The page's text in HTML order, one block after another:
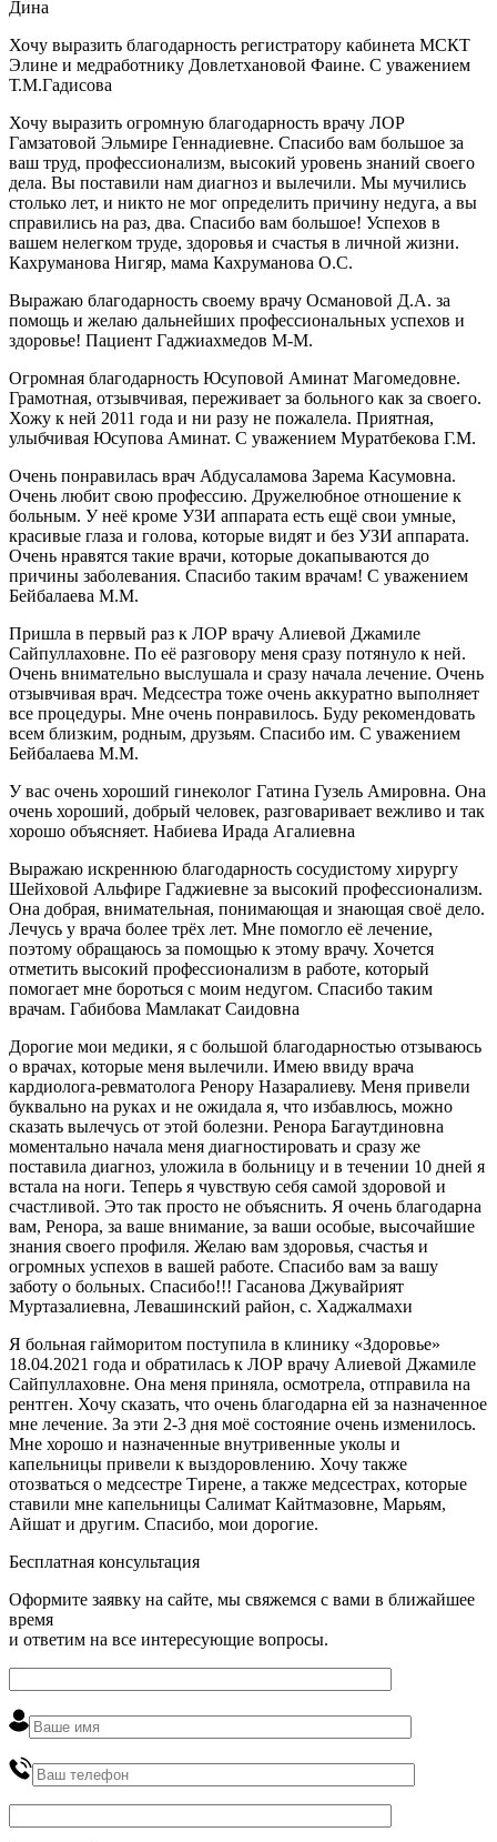
Дина
Хочу выразить благодарность регистратору кабинета МСКТ
Элине и медработнику Довлетхановой Фаине. С уважением
Т.М.Гадисова
Хочу выразить огромную благодарность врачу ЛОР
Гамзатовой Эльмире Геннадиевне. Спасибо вам большое за
ваш труд, профессионализм, высокий уровень знаний своего
дела. Вы поставили нам диагноз и вылечили. Мы мучились
столько лет, и никто не мог определить причину недуга, а вы
справились на раз, два. Спасибо вам большое! Успехов в
вашем нелегком труде, здоровья и счастья в личной жизни.
Кахруманова Нигяр, мама Кахруманова О.С.
Выражаю благодарность своему врачу Османовой Д.А. за
помощь и желаю дальнейших профессиональных успехов и
здоровье! Пациент Гаджиахмедов М-М.
Огромная благодарность Юсуповой Аминат Магомедовне.
Грамотная, отзывчивая, переживает за больного как за своего.
Хожу к ней 2011 года и ни разу не пожалела. Приятная,
улыбчивая Юсупова Аминат. С уважением Муратбекова Г.М.
Очень понравилась врач Абдусаламова Зарема Касумовна.
Очень любит свою профессию. Дружелюбное отношение к
больным. У неё кроме УЗИ аппарата есть ещё свои умные,
красивые глаза и голова, которые видят и без УЗИ аппарата.
Очень нравятся такие врачи, которые докапываются до
причины заболевания. Спасибо таким врачам! С уважением
Бейбалаева М.М.
Пришла в первый раз к ЛОР врачу Алиевой Джамиле
Сайпуллаховне. По её разговору меня сразу потянуло к ней.
Очень внимательно выслушала и сразу начала лечение. Очень
отзывчивая врач. Медсестра тоже очень аккуратно выполняет
все процедуры. Мне очень понравилось. Буду рекомендовать
всем близким, родным, друзьям. Спасибо им. С уважением
Бейбалаева М.М.
У вас очень хороший гинеколог Гатина Гузель Амировна. Она
очень хороший, добрый человек, разговаривает вежливо и так
хорошо объясняет. Набиева Ирада Агалиевна
Выражаю искреннюю благодарность сосудистому хирургу
Шейховой Альфире Гаджиевне за высокий профессионализм.
Она добрая, внимательная, понимающая и знающая своё дело.
Лечусь у врача более трёх лет. Мне помогло её лечение,
поэтому обращаюсь за помощью к этому врачу. Хочется
отметить высокий профессионализм в работе, который
помогает мне бороться с моим недугом. Спасибо таким
врачам. Габибова Мамлакат Саидовна
Дорогие мои медики, я с большой благодарностью отзываюсь
о врачах, которые меня вылечили. Имею ввиду врача
кардиолога-ревматолога Ренору Назаралиеву. Меня привели
буквально на руках и не ожидала я, что избавлюсь, можно
сказать вылечусь от этой болезни. Ренора Багаутдиновна
моментально начала меня диагностировать и сразу же
поставила диагноз, уложила в больницу и в течении 10 дней я
встала на ноги. Теперь я чувствую себя самой здоровой и
счастливой. Это так просто не объяснить. Я очень благодарна
вам, Ренора, за ваше внимание, за ваши особые, высочайшие
знания своего профиля. Желаю вам здоровья, счастья и
огромных успехов в вашей работе. Спасибо вам за вашу
заботу о больных. Спасибо!!! Гасанова Джувайрият
Муртазалиевна, Левашинский район, с. Хаджалмахи
Я больная гайморитом поступила в клинику «Здоровье»
18.04.2021 года и обратилась к ЛОР врачу Алиевой Джамиле
Сайпуллаховне. Она меня приняла, осмотрела, отправила на
рентген. Хочу сказать, что очень благодарна ей за назначенное
мне лечение. За эти 2-3 дня моё состояние очень изменилось.
Мне хорошо и назначенные внутривенные уколы и
капельницы привели к выздоровлению. Хочу также
отозваться о медсестре Тирене, а также медсестрах, которые
ставили мне капельницы Салимат Кайтмазовне, Марьям,
Айшат и другим. Спасибо, мои дорогие.
Бесплатная консультация
Оформите заявку на сайте, мы свяжемся с вами в ближайшее
время
и ответим на все интересующие вопросы.